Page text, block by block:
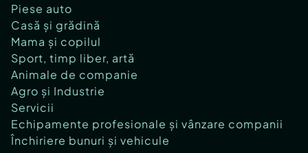
Piese auto
Casă și grădină
Mama și copilul
Sport, timp liber, artă
Animale de companie
Agro și Industrie
Servicii
Echipamente profesionale și vânzare companii
Închiriere bunuri și vehicule